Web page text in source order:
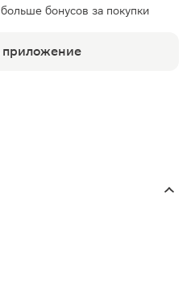
бонусов за покупки
приложение